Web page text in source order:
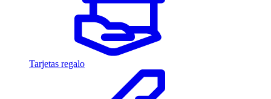
Tarjetas regalo